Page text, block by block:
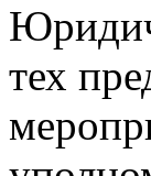
тех